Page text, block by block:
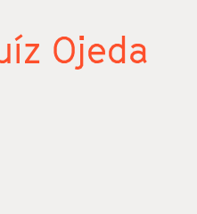
Ojeda